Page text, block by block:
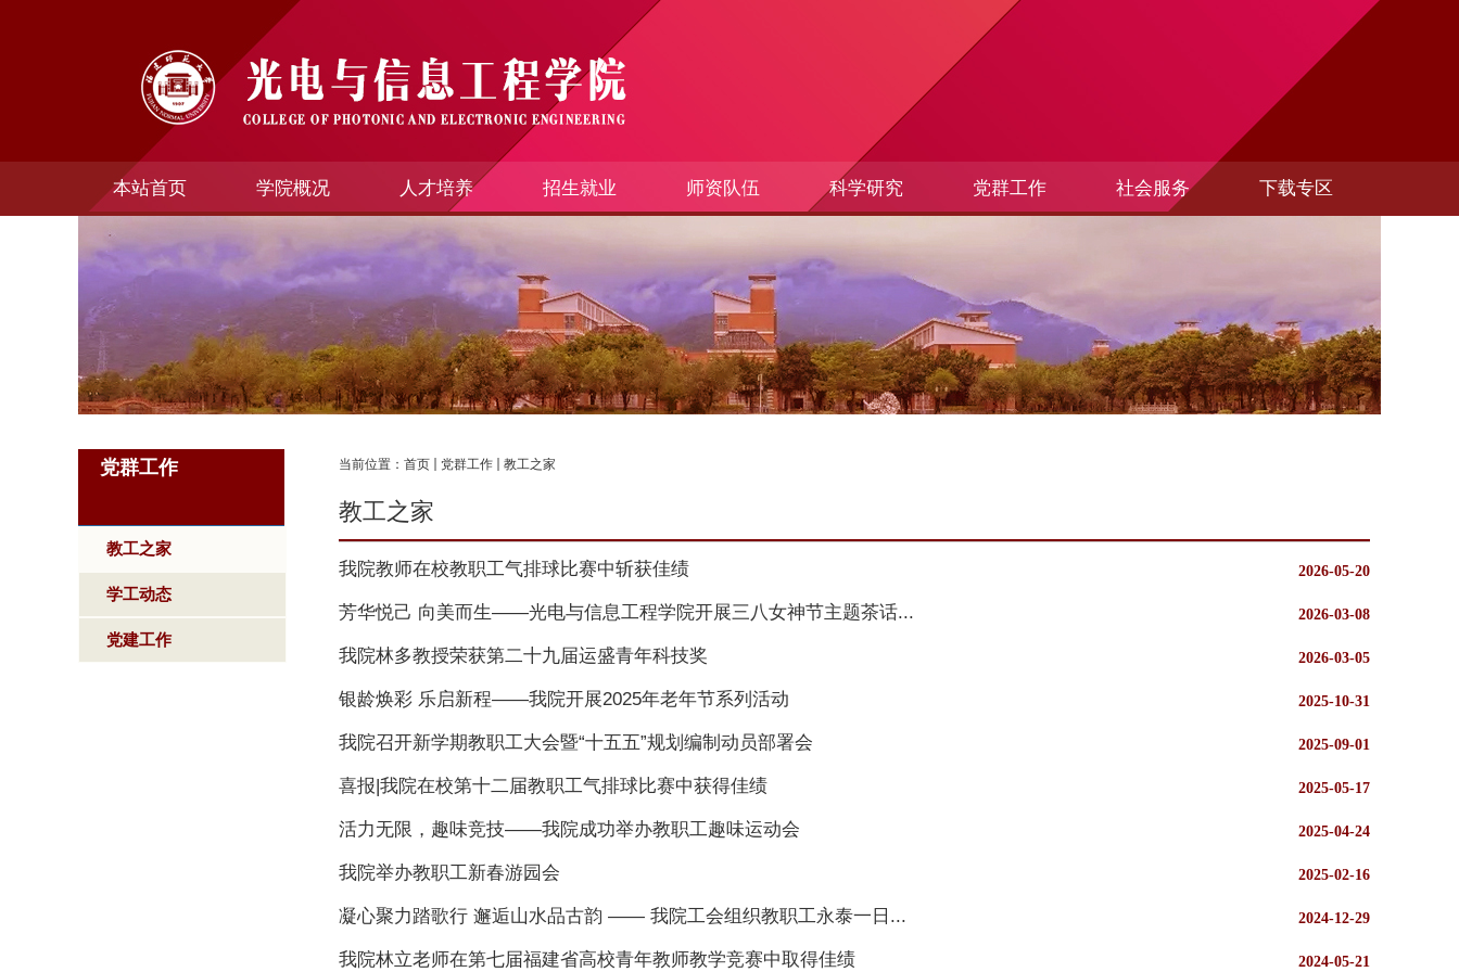
本站首页 学院概况 人才培养 招生就业 师资队伍 科学研究 党群工作 社会服务 下载专区
党群工作
教工之家
学工动态
党建工作
当前位置： 首页 党群工作 教工之家
教工之家
我院教师在校教职工气排球比赛中斩获佳绩 2026-05-20
芳华悦己 向美而生——光电与信息工程学院开展三八女神节主题茶话... 2026-03-08
我院林多教授荣获第二十九届运盛青年科技奖 2026-03-05
银龄焕彩 乐启新程——我院开展2025年老年节系列活动 2025-10-31
我院召开新学期教职工大会暨“十五五”规划编制动员部署会 2025-09-01
喜报|我院在校第十二届教职工气排球比赛中获得佳绩 2025-05-17
活力无限，趣味竞技——我院成功举办教职工趣味运动会 2025-04-24
我院举办教职工新春游园会 2025-02-16
凝心聚力踏歌行 邂逅山水品古韵 —— 我院工会组织教职工永泰一日... 2024-12-29
我院林立老师在第七届福建省高校青年教师教学竞赛中取得佳绩 2024-05-21